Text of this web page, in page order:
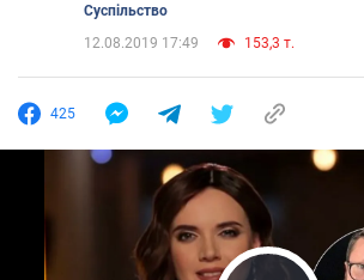
Суспільство
12.08.2019 17:49
153,3 т.
425